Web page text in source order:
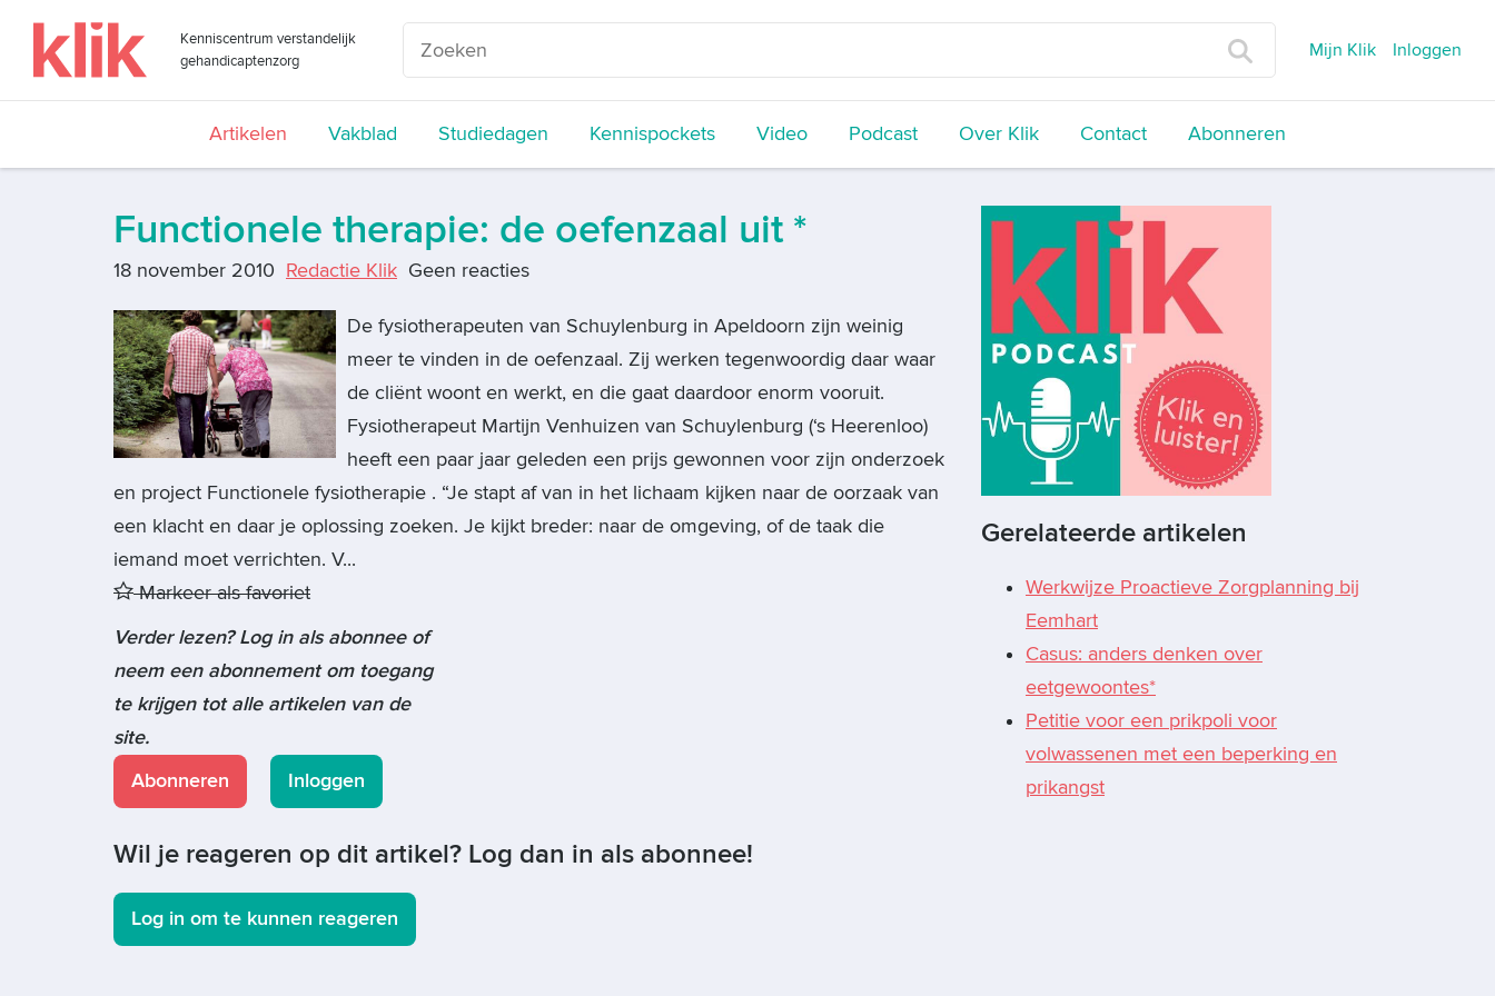
Kenniscentrum verstandelijk
gehandicaptenzorg
Mijn Klik Inloggen
Artikelen Vakblad Studiedagen Kennispockets Video Podcast Over Klik Contact Abonneren
Functionele therapie: de oefenzaal uit *
18 november 2010 Redactie Klik Geen reacties
De fysiotherapeuten van Schuylenburg in Apeldoorn zijn weinig
meer te vinden in de oefenzaal. Zij werken tegenwoordig daar waar
de cliënt woont en werkt, en die gaat daardoor enorm vooruit.
Fysiotherapeut Martijn Venhuizen van Schuylenburg (‘s Heerenloo)
heeft een paar jaar geleden een prijs gewonnen voor zijn onderzoek
en project Functionele fysiotherapie . “Je stapt af van in het lichaam kijken naar de oorzaak van
een klacht en daar je oplossing zoeken. Je kijkt breder: naar de omgeving, of de taak die
iemand moet verrichten. V...
Markeer als favoriet
Verder lezen? Log in als abonnee of
neem een abonnement om toegang
te krijgen tot alle artikelen van de
site.
Abonneren
Inloggen
Wil je reageren op dit artikel? Log dan in als abonnee!
Log in om te kunnen reageren
Gerelateerde artikelen
Werkwijze Proactieve Zorgplanning bij
Eemhart
Casus: anders denken over
eetgewoontes*
Petitie voor een prikpoli voor
volwassenen met een beperking en
prikangst